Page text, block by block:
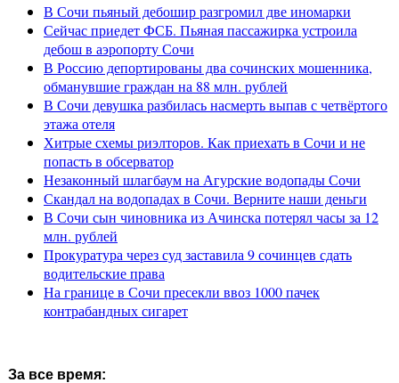
В Сочи пьяный дебошир разгромил две иномарки
Сейчас приедет ФСБ. Пьяная пассажирка устроила
дебош в аэропорту Сочи
В Россию депортированы два сочинских мошенника,
обманувшие граждан на 88 млн. рублей
В Сочи девушка разбилась насмерть выпав с четвёртого
этажа отеля
Хитрые схемы риэлторов. Как приехать в Сочи и не
попасть в обсерватор
Незаконный шлагбаум на Агурские водопады Сочи
Скандал на водопадах в Сочи. Верните наши деньги
В Сочи сын чиновника из Ачинска потерял часы за 12
млн. рублей
Прокуратура через суд заставила 9 сочинцев сдать
водительские права
На границе в Сочи пресекли ввоз 1000 пачек
контрабандных сигарет
За все время: